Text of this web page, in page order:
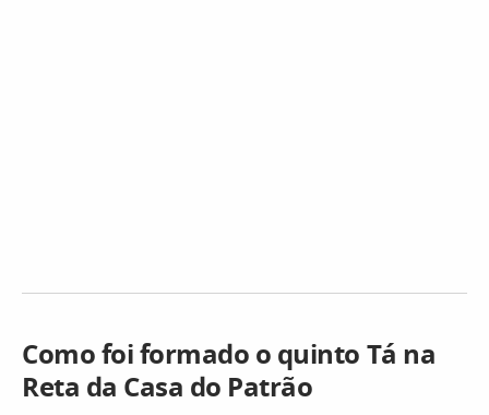
Como foi formado o quinto Tá na
Reta da Casa do Patrão